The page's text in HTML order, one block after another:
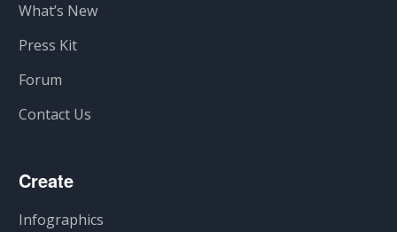
What’s New
Press Kit
Forum
Contact Us
Create
Infographics